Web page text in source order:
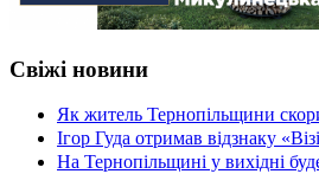
Свіжі новини
Як житель Тернопільщини
Ігор Гуда отримав відзнаку
На Тернопільщині у вихідні